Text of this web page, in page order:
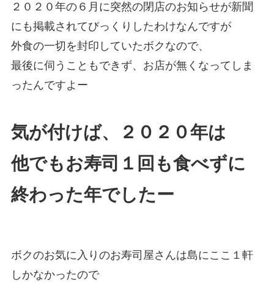
２０２０年の６月に突然の閉店のお知らせが新聞
にも掲載されてびっくりしたわけなんですが
外食の一切を封印していたボクなので、
最後に伺うこともできず、お店が無くなってしま
ったんですよー
気が付けば、２０２０年は
他でもお寿司１回も食べずに
終わった年でしたー
ボクのお気に入りのお寿司屋さんは島にここ１軒
しかなかったので